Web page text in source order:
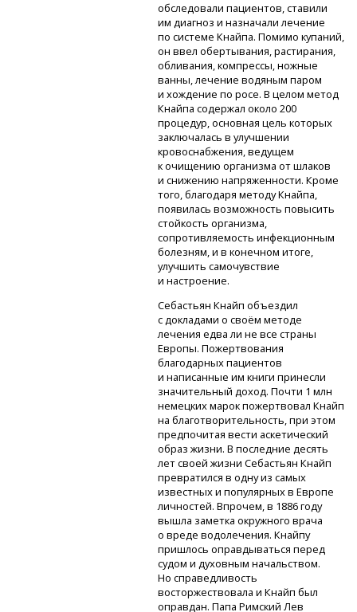
обследовали пациентов, ставили
им диагноз и назначали лечение
по системе Кнайпа. Помимо купаний,
он ввел обертывания, растирания,
обливания, компрессы, ножные
ванны, лечение водяным паром
и хождение по росе. В целом метод
Кнайпа содержал около 200
процедур, основная цель которых
заключалась в улучшении
кровоснабжения, ведущем
к очищению организма от шлаков
и снижению напряженности. Кроме
того, благодаря методу Кнайпа,
появилась возможность повысить
стойкость организма,
сопротивляемость инфекционным
болезням, и в конечном итоге,
улучшить самочувствие
и настроение.
Себастьян Кнайп объездил
с докладами о своём методе
лечения едва ли не все страны
Европы. Пожертвования
благодарных пациентов
и написанные им книги принесли
значительный доход. Почти 1 млн
немецких марок пожертвовал Кнайп
на благотворительность, при этом
предпочитая вести аскетический
образ жизни. В последние десять
лет своей жизни Себастьян Кнайп
превратился в одну из самых
известных и популярных в Европе
личностей. Впрочем, в 1886 году
вышла заметка окружного врача
о вреде водолечения. Кнайпу
пришлось оправдываться перед
судом и духовным начальством.
Но справедливость
восторжествовала и Кнайп был
оправдан. Папа Римский Лев